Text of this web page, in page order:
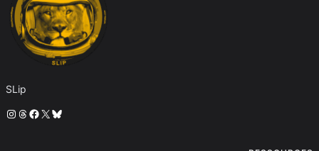
SLip
Instagram
Threads
Facebook
X Bluesky